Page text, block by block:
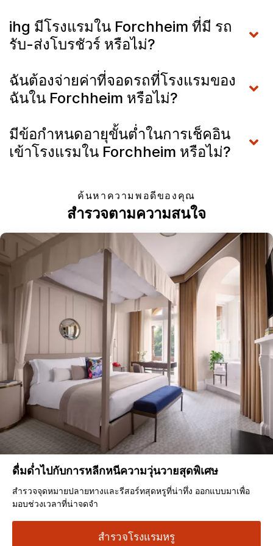
ihg มีโรงแรมใน Forchheim ที่มี รถ
รับ-ส่งโบรชัวร์ หรือไม่?
ฉันต้องจ่ายค่าที่จอดรถที่โรงแรมของ
ฉันใน Forchheim หรือไม่?
มีข้อกำหนดอายุขั้นต่ำในการเช็คอิน
เข้าโรงแรมใน Forchheim หรือไม่?
ค้นหาความพอดีของคุณ
สำรวจตามความสนใจ
ดื่มด่ำไปกับการหลีกหนีความวุ่นวายสุดพิเศษ
สำรวจจุดหมายปลายทางและรีสอร์ทสุดหรูที่น่าทึ่ง ออกแบบมาเพื่อ
มอบช่วงเวลาที่น่าจดจำ
สำรวจโรงแรมหรู